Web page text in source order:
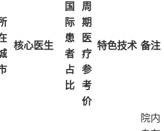
核心医生
国
际
患
者
占
比
周
期
医
疗
参
考
价
特色技术 备注
院内